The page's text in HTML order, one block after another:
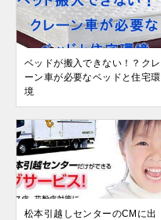
ベッドが搬入できない！？クレ
ーン車が必要なベッドと住宅環
境
松本引越しセンターのCMに出